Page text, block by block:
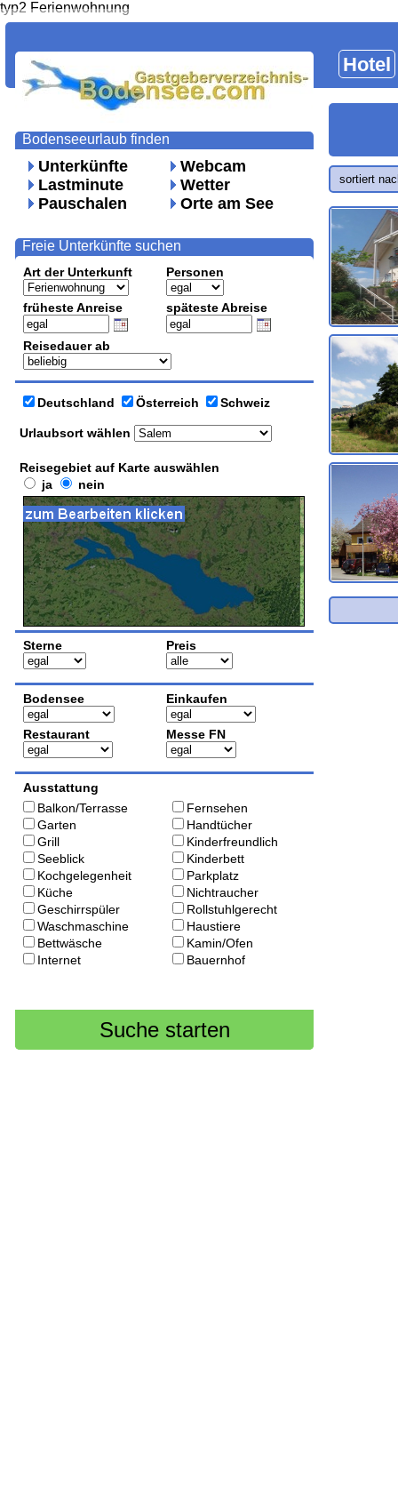
typ2 Ferienwohnung
Unterkünfte
Lastminute
Pauschalen
Webcam
Wetter
Orte am See
Bodenseeurlaub finden
Art der Unterkunft Personen
früheste Anreise späteste Abreise
Reisedauer ab
Urlaubsort wählen
Deutschland Österreich Schweiz
Reisegebiet auf Karte auswählen
ja
nein
Sterne Preis
Bodensee Einkaufen
Restaurant Messe FN
Ausstattung
Balkon/Terrasse
Garten
Grill
Seeblick
Kochgelegenheit
Küche
Geschirrspüler
Waschmaschine
Bettwäsche
Internet
Fernsehen
Handtücher
Kinderfreundlich
Kinderbett
Parkplatz
Nichtraucher
Rollstuhlgerecht
Haustiere
Kamin/Ofen
Bauernhof
Freie Unterkünfte suchen
Hotel
sortiert